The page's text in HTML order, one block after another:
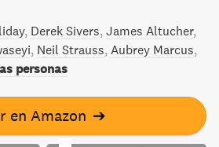
Derek Sivers James Altucher
Neil Strauss Aubrey Marcus
personas
en Amazon ➔